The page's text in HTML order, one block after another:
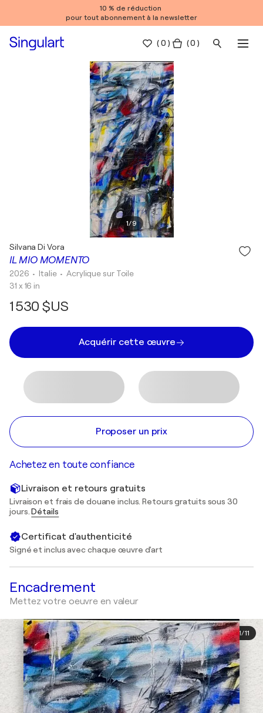
10 % de réduction
pour tout abonnement à la newsletter
(0 ) ( 0 )
1/9
IL MIO MOMENTO
Silvana Di Vora
2026 • Italie •Acrylique sur Toile
31 x 16 in
1 530 $US
Acquérir cette œuvre
Proposer un prix
Achetez en toute confiance
Livraison et retours gratuits
Livraison et frais de douane inclus. Retours gratuits sous 30
jours.Détails
Certificat d'authenticité
Signé et inclus avec chaque œuvre d'art
Encadrement
Mettez votre oeuvre en valeur
1/11